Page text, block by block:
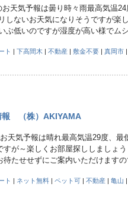
天気予報は曇り時々雨最高気温24
しないお天気になりそうですが楽
ぶ低いのですが湿度が高い様でム
ト |下高間木 |不動産 |敷金不要 |真岡市
報 （株）AKIYAMA
天気予報は晴れ最高気温29度、最
が～楽しくお部屋探ししましょ
待たせせずにご案内いただけます
ト | ネット無料 |ペット可 |不動産 |亀山